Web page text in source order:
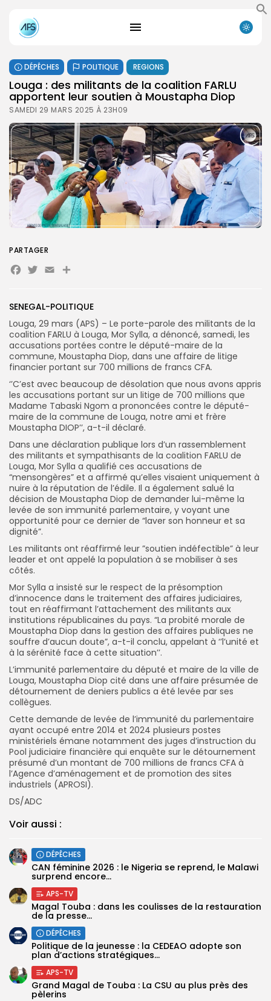
Search
FR
DÉPÊCHES POLITIQUE REGIONS
Louga : des militants de la coalition FARLU
apportent leur soutien à Moustapha Diop
SAMEDI 29 MARS 2025 À 23H09
SENEGAL-POLITIQUE
Louga, 29 mars (APS) – Le porte-parole des militants de la
coalition FARLU à Louga, Mor Sylla, a dénoncé, samedi, les
accusations portées contre le député-maire de la
commune, Moustapha Diop, dans une affaire de litige
financier portant sur 700 millions de francs CFA.
‘’C’est avec beaucoup de désolation que nous avons appris
les accusations portant sur un litige de 700 millions que
Madame Tabaski Ngom a prononcées contre le député-
maire de la commune de Louga, notre ami et frère
Moustapha DIOP’’, a-t-il déclaré.
Dans une déclaration publique lors d’un rassemblement
des militants et sympathisants de la coalition FARLU de
Louga, Mor Sylla a qualifié ces accusations de
“mensongères” et a affirmé qu’elles visaient uniquement à
nuire à la réputation de l’édile. Il a également salué la
décision de Moustapha Diop de demander lui-même la
levée de son immunité parlementaire, y voyant une
opportunité pour ce dernier de “laver son honneur et sa
dignité”.
Les militants ont réaffirmé leur ”soutien indéfectible” à leur
leader et ont appelé la population à se mobiliser à ses
côtés.
Mor Sylla a insisté sur le respect de la présomption
d’innocence dans le traitement des affaires judiciaires,
tout en réaffirmant l’attachement des militants aux
institutions républicaines du pays. “La probité morale de
Moustapha Diop dans la gestion des affaires publiques ne
souffre d’aucun doute”, a-t-il conclu, appelant à ‘’l’unité et
à la sérénité face à cette situation’’.
L’immunité parlementaire du député et maire de la ville de
Louga, Moustapha Diop cité dans une affaire présumée de
détournement de deniers publics a été levée par ses
collègues.
Cette demande de levée de l’immunité du parlementaire
ayant occupé entre 2014 et 2024 plusieurs postes
ministériels émane notamment des juges d’instruction du
Pool judiciaire financière qui enquête sur le détournement
présumé d’un montant de 700 millions de francs CFA à
l’Agence d’aménagement et de promotion des sites
industriels (APROSI).
DS/ADC
Voir aussi :
DÉPÊCHES
‎CAN féminine 2026 : le Nigeria se reprend, le Malawi
surprend encore...
APS-TV
Magal Touba : dans les coulisses de la restauration
de la presse...
DÉPÊCHES
Politique de la jeunesse : la CEDEAO adopte son
plan d’actions stratégiques...
APS-TV
Grand Magal de Touba : La CSU au plus près des
pèlerins
PARTAGER
Facebook
Twitter
EmailPartager